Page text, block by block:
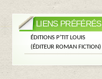
LIENS PRÉFÉRÉS
ÉDITIONS P’TIT LOUIS
(ÉDITEUR ROMAN FICTION)